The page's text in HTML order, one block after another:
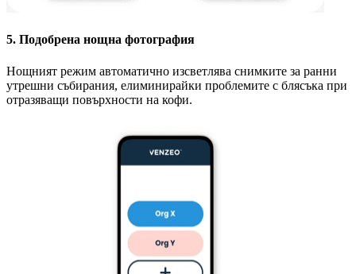
5. Подобрена нощна фотография
Нощният режим автоматично изсветлява снимките за ранни
утрешни събирания, елиминирайки проблемите с блясъка при
отразяващи повърхности на кофи.